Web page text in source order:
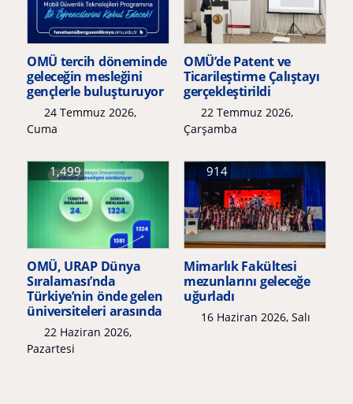
OMÜ tercih döneminde
geleceğin mesleğini
gençlerle buluşturuyor
24 Temmuz 2026,
Cuma
OMÜ’de Patent ve
Ticarileştirme Çalıştayı
gerçekleştirildi
22 Temmuz 2026,
Çarşamba
OMÜ, URAP Dünya
Sıralaması’nda
Türkiye’nin önde gelen
üniversiteleri arasında
22 Haziran 2026,
Pazartesi
1,499
Mimarlık Fakültesi
mezunlarını geleceğe
uğurladı
16 Haziran 2026, Salı
914